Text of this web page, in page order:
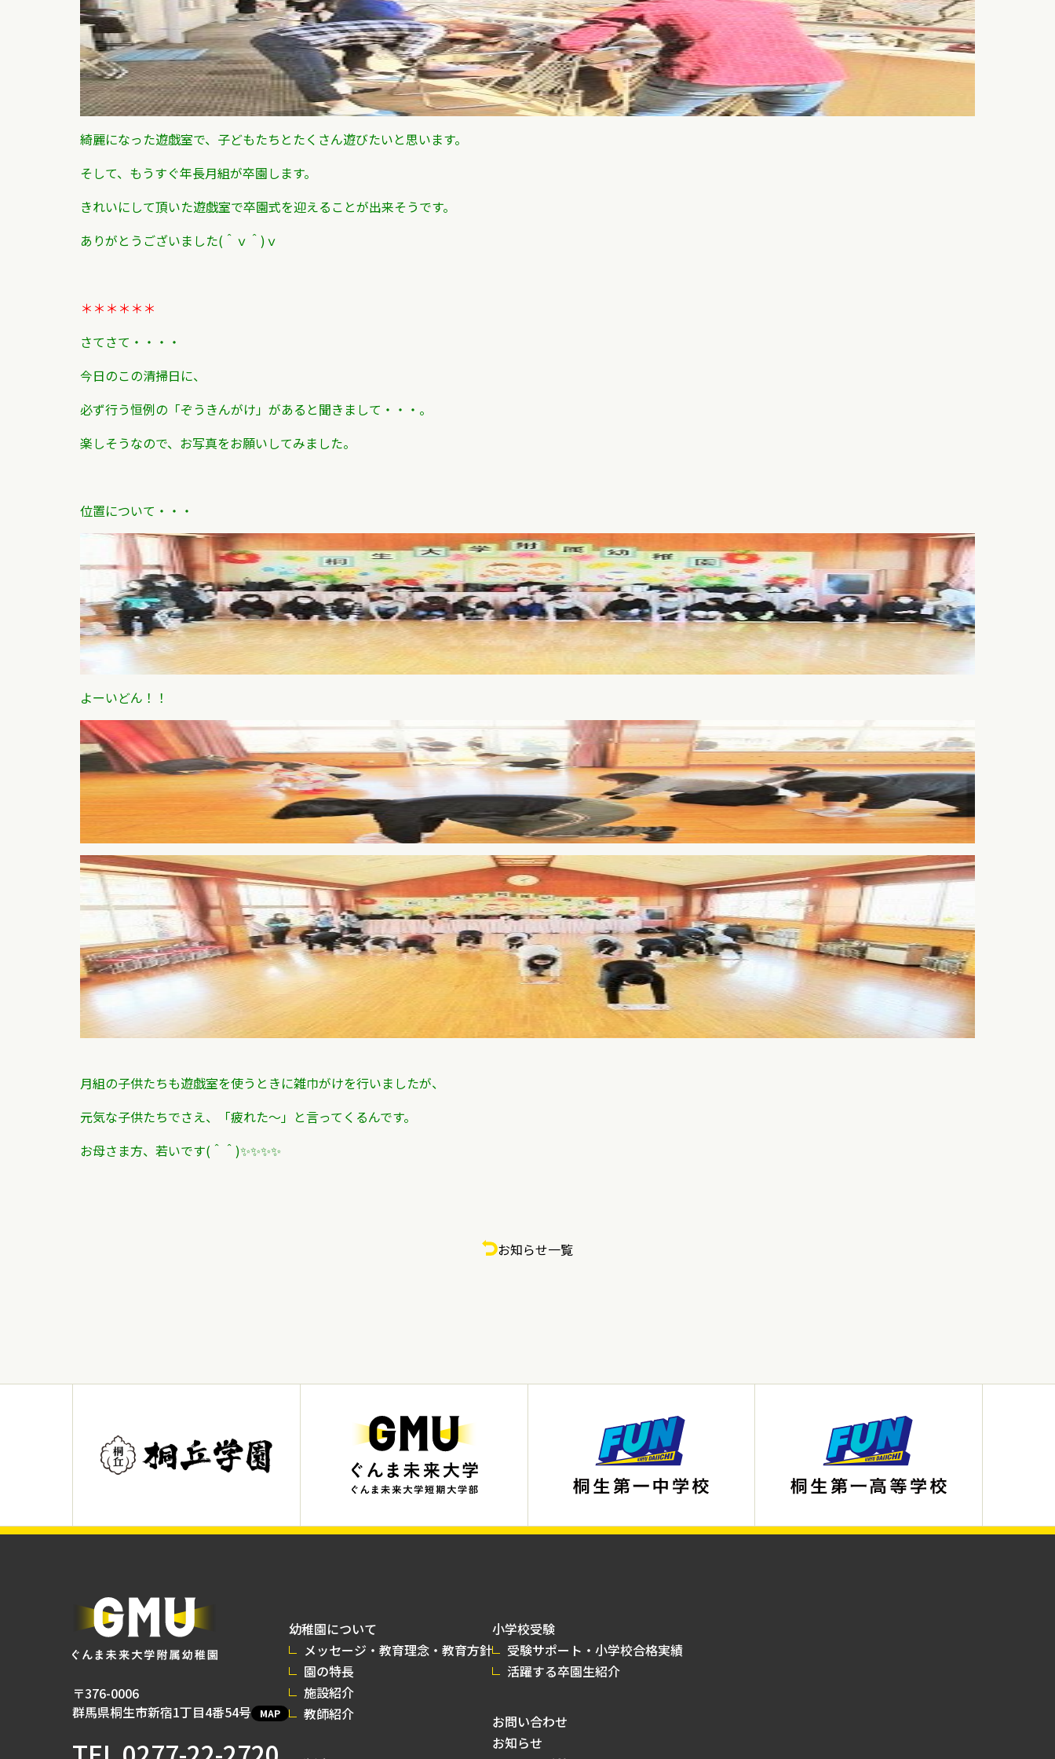
綺麗になった遊戯室で、子どもたちとたくさん遊びたいと思います。
そして、もうすぐ年長月組が卒園します。
きれいにして頂いた遊戯室で卒園式を迎えることが出来そうです。
ありがとうございました(＾ｖ＾)ｖ
＊＊＊＊＊＊
さてさて・・・・
今日のこの清掃日に、
必ず行う恒例の「ぞうきんがけ」があると聞きまして・・・。
楽しそうなので、お写真をお願いしてみました。
位置について・・・
よーいどん！！
月組の子供たちも遊戯室を使うときに雑巾がけを行いましたが、
元気な子供たちでさえ、「疲れた～」と言ってくるんです。
お母さま方、若いです(＾＾)✨✨✨✨
お知らせ一覧
〒376-0006
群馬県桐生市新宿1丁目4番54号
MAP
幼稚園について
メッセージ・教育理念・教育方針
園の特長
施設紹介
教師紹介
小学校受験
受験サポート・小学校合格実績
活躍する卒園生紹介
お問い合わせ
お知らせ